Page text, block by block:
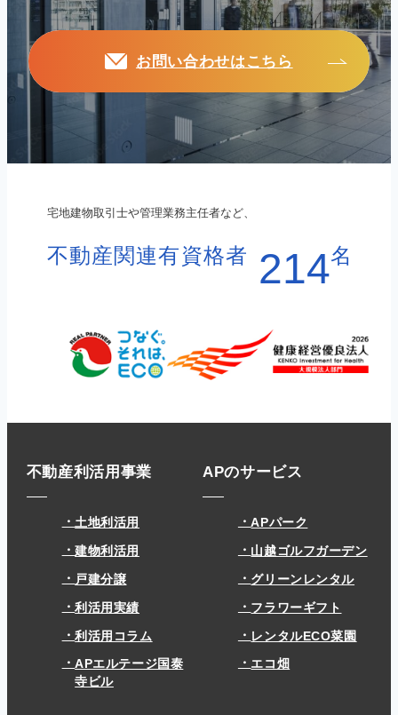
お問い合わせはこちら
宅地建物取引士や管理業務主任者など、
不動産関連有資格者 214名
不動産利活用事業
土地利活用
建物利活用
戸建分譲
利活用実績
利活用コラム
APエルテージ国泰
寺ビル
APのサービス
APパーク
山越ゴルフガーデン
グリーンレンタル
フラワーギフト
レンタルECO菜園
エコ畑